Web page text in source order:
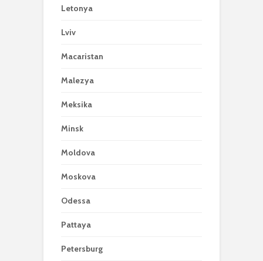
Letonya
Lviv
Macaristan
Malezya
Meksika
Minsk
Moldova
Moskova
Odessa
Pattaya
Petersburg